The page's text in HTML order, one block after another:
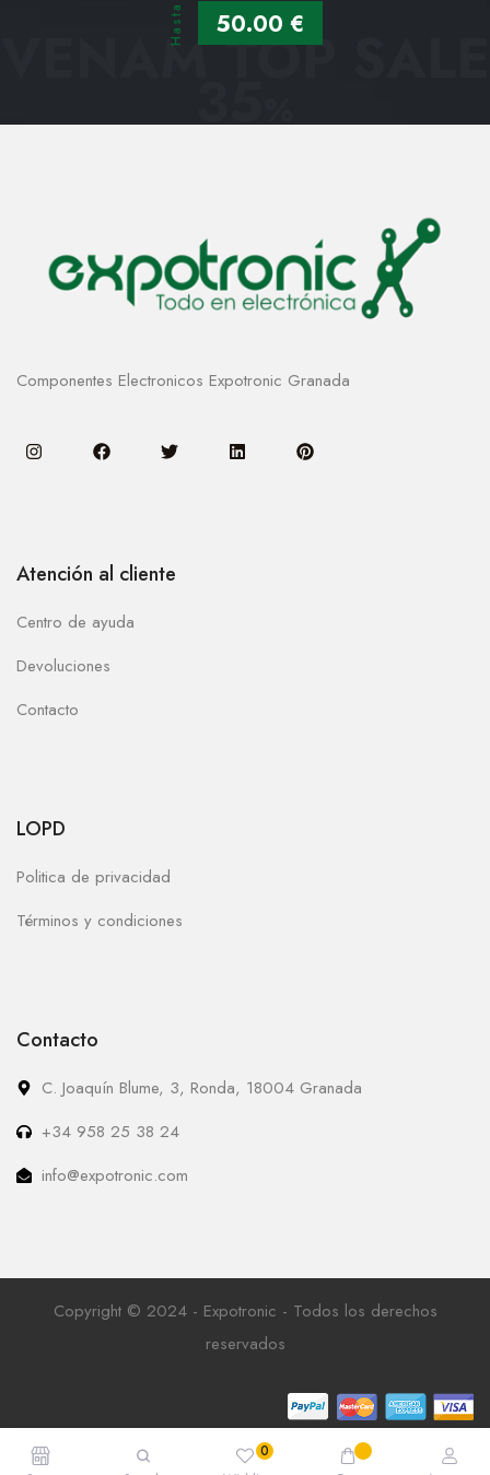
Hasta 50.00 €
VENAM TOP SALE
35
Componentes Electronicos Expotronic Granada
Atención al cliente
Centro de ayuda
Devoluciones
Contacto
LOPD
Politica de privacidad
Términos y condiciones
Contacto
C. Joaquín Blume, 3, Ronda, 18004 Granada
+34 958 25 38 24
info@expotronic.com
Copyright © 2024 - Expotronic - Todos los derechos
reservados